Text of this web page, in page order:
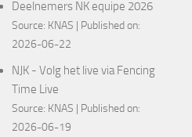
Deelnemers NK equipe 2026
Source: KNAS
Published on:
2026-06-22
NJK - Volg het live via Fencing
Time Live
Source: KNAS
Published on:
2026-06-19